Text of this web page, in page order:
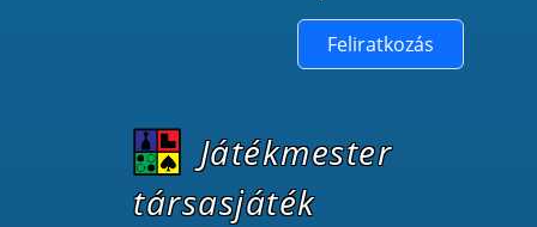
Feliratkozás
Játékmester
társasjáték